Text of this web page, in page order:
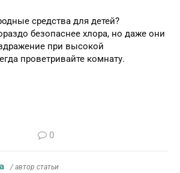
средства для детей?
безопаснее хлора, но даже они
при высокой
проветривайте комнату.
0
/ автор статьи